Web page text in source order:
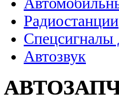
Радиостанции
Спецсигналы
Автозвук